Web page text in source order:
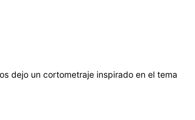
dejo un cortometraje inspirado en el tema